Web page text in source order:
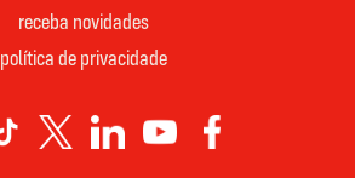
receba novidades
política de privacidade